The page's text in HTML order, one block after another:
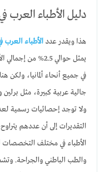
دليل الأطباء العرب
هذا ويقدر عددالأطباء العرب في
يمثل حوالي 2.5% من
في جميع أنحاء ألمانيا، ولكن
جالية عربية كبيرة، مثل
ولا توجد إحصائيات رسمية
الأطباء في مختلف التخصصات
والطب الباطني والجراحة.